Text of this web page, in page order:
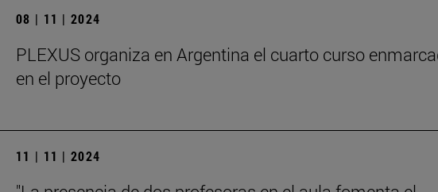
08 | 11 | 2024
PLEXUS organiza en Argentina el cuarto curso
en el proyecto
11 | 11 | 2024